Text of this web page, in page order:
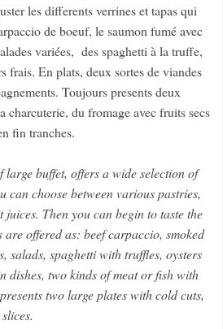
les differents verrines et tapas qui
de boeuf, le saumon fumé avec
variées, des spaghetti à la truffe,
frais. En plats, deux sortes de viandes
Toujours presents deux
charcuterie, du fromage avec fruits secs
fin tranches.
buffet, offers a wide selection of
can choose between various pastries,
Then you can begin to taste the
are offered as: beef carpaccio, smoked
salads, spaghetti with truffles, oysters
dishes, two kinds of meat or fish with
two large plates with cold cuts,